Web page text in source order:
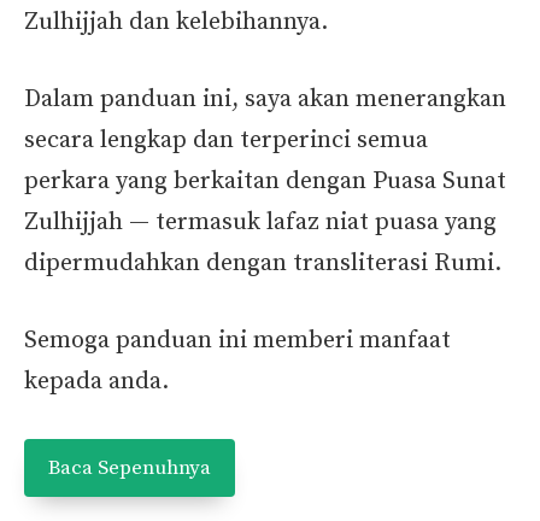
Zulhijjah dan kelebihannya.
Dalam panduan ini, saya akan menerangkan
secara lengkap dan terperinci semua
perkara yang berkaitan dengan Puasa Sunat
Zulhijjah — termasuk lafaz niat puasa yang
dipermudahkan dengan transliterasi Rumi.
Semoga panduan ini memberi manfaat
kepada anda.
Baca Sepenuhnya